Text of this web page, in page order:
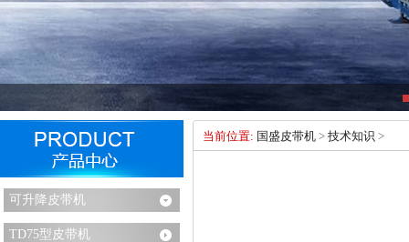
可升降皮带机
TD75型皮带机
当前位置: 国盛皮带机 > 技术知识 >